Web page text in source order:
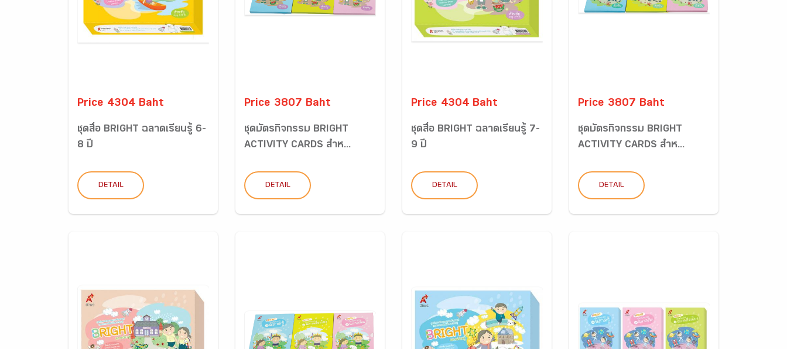
Price 4304 Baht
ชุดสื่อ BRIGHT ฉลาดเรียนรู้ 6-
8 ปี
DETAIL
Price 3807 Baht
ชุดบัตรกิจกรรม BRIGHT
ACTIVITY CARDS สำห...
DETAIL
Price 4304 Baht
ชุดสื่อ BRIGHT ฉลาดเรียนรู้ 7-
9 ปี
DETAIL
Price 3807 Baht
ชุดบัตรกิจกรรม BRIGHT
ACTIVITY CARDS สำห...
DETAIL